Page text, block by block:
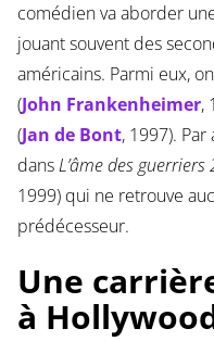
comédien va aborder
jouant souvent des
américains. Parmi eux,
(John Frankenheimer,
(Jan de Bont, 1997).
dansL’âme des
1999) qui ne retrouve
prédécesseur.
Une
à